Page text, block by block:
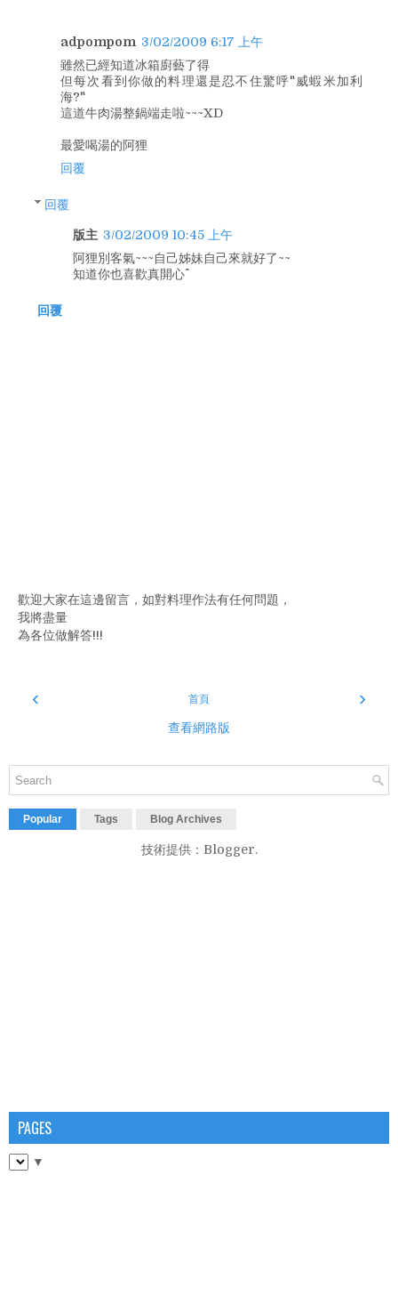
adpompom 3/02/2009 6:17 上午
雖然已經知道冰箱廚藝了得
但每次看到你做的料理還是忍不住驚呼"威蝦米加利
海?"
這道牛肉湯整鍋端走啦~~~XD
最愛喝湯的阿狸
回覆
回覆
版主 3/02/2009 10:45 上午
阿狸別客氣~~~自己姊妹自己來就好了~~
知道你也喜歡真開心^^
回覆
歡迎大家在這邊留言，如對料理作法有任何問題，
我將盡量
為各位做解答!!!
‹ ›
首頁
查看網路版
Popular Tags Blog Archives
技術提供： Blogger.
PAGES
▼